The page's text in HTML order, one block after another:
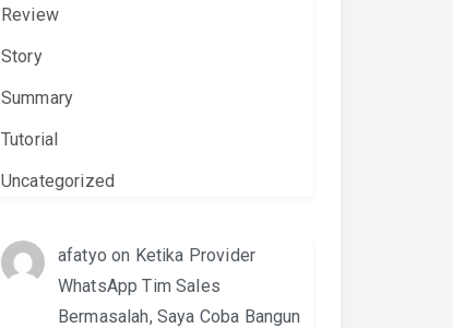
Review
Story
Summary
Tutorial
Uncategorized
afatyo on Ketika Provider
WhatsApp Tim Sales
Bermasalah, Saya Coba Bangun